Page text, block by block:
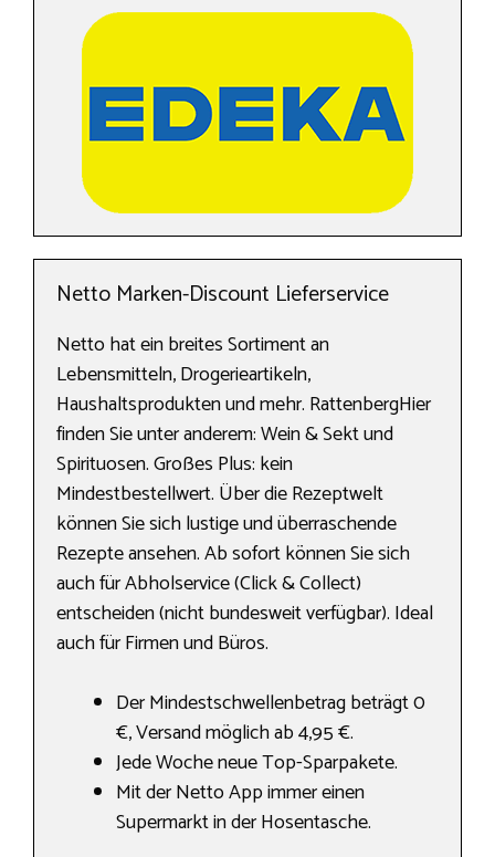
Netto Marken-Discount Lieferservice
Netto hat ein breites Sortiment an
Lebensmitteln, Drogerieartikeln,
Haushaltsprodukten und mehr. RattenbergHier
finden Sie unter anderem: Wein & Sekt und
Spirituosen. Großes Plus: kein
Mindestbestellwert. Über die Rezeptwelt
können Sie sich lustige und überraschende
Rezepte ansehen. Ab sofort können Sie sich
auch für Abholservice (Click & Collect)
entscheiden (nicht bundesweit verfügbar). Ideal
auch für Firmen und Büros.
Der Mindestschwellenbetrag beträgt 0
€, Versand möglich ab 4,95 €.
Jede Woche neue Top-Sparpakete.
Mit der Netto App immer einen
Supermarkt in der Hosentasche.